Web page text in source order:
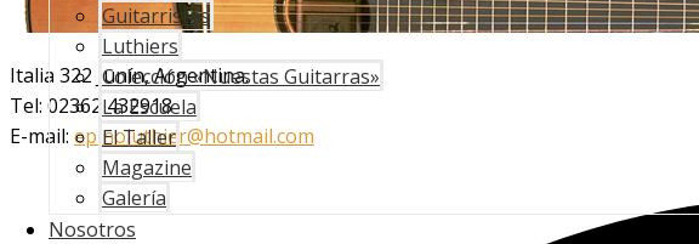
Guitarristas
Luthiers
Colección «Nuestas Guitarras»
La Escuela
El Taller
Magazine
Galería
Nosotros
Italia 322 Junín, Argentina.
Tel: 02362 432918
E-mail: epinoluthier@hotmail.com